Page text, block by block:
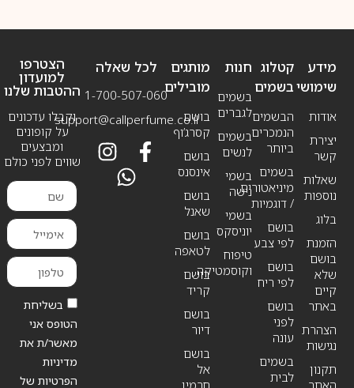
מידע
שימושי
אודות
יצירת
קשר
שאלות
נוספות
בלוג
הזמנת
בושם
שלא
קיים
באתר
הצהרת
נגישות
תקנון
האתר
חנות
בשמים
לגברים
בשמים
לנשים
בשמי
נישה
בשמי
יוניסקס
טיפוח
וקוסמטיקה
קטלוג
בשמים
הבשמים
הנמכרים
ביותר
בשמים
מיניאטורים
/ דוגמיות
בושם
לפי צבע
בושם
לפי ריח
בושם
לפני
עונה
בשמים
לבית
מותגים
מובילים
בושם
קסרג’וף
בושם
אינסנס
בושם
שאנל
בושם
לטאפה
בושם
קריד
בושם
דיור
בושם
אל
חרמין
לכל שאלה
1-700-507-060
support@callperfume.co.il
הצטרפו
למועדון
ההטבות שלנו
וקבלו עדכונים
על קופונים
ומבצעים
שווים לפני כולם
בשליחת
הטופס אני
מאשר/ת את
מדיניות
הפרטיות של